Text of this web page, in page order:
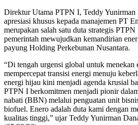
Direktur Utama PTPN I, Teddy Yunirman
apresiasi khusus kepada manajemen PT
merupakan salah satu duta strategis
pemerintah mewujudkan kemandirian
payung Holding Perkebunan Nusantara.
“Di tengah urgensi global untuk menekan
mempercepat transisi energi menuju
energi hijau kini menjadi agenda krusial
PTPN I berkomitmen menjadi pionir
nabati (BBN) melalui penguatan unit
biofuel. Enero adalah duta kami dengan
kualitas tinggi,” ujar Teddy Yunirman